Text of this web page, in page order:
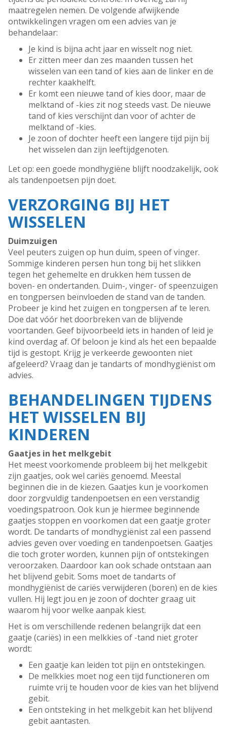
maatregelen nemen. De volgende afwijkende
ontwikkelingen vragen om een advies van je
behandelaar:
Je kind is bijna acht jaar en wisselt nog niet.
Er zitten meer dan zes maanden tussen het
wisselen van een tand of kies aan de linker en de
rechter kaakhelft.
Er komt een nieuwe tand of kies door, maar de
melktand of -kies zit nog steeds vast. De nieuwe
tand of kies verschijnt dan voor of achter de
melktand of -kies.
Je zoon of dochter heeft een langere tijd pijn bij
het wisselen dan zijn leeftijdgenoten.
Let op: een goede mondhygiëne blijft noodzakelijk, ook
als tandenpoetsen pijn doet.
VERZORGING BIJ HET
WISSELEN
Duimzuigen
Veel peuters zuigen op hun duim, speen of vinger.
Sommige kinderen persen hun tong bij het slikken
tegen het gehemelte en drukken hem tussen de
boven- en ondertanden. Duim-, vinger- of speenzuigen
en tongpersen beïnvloeden de stand van de tanden.
Probeer je kind het zuigen en tongpersen af te leren.
Doe dat vóór het doorbreken van de blijvende
voortanden. Geef bijvoorbeeld iets in handen of leid je
kind overdag af. Of beloon je kind als het een bepaalde
tijd is gestopt. Krijg je verkeerde gewoonten niet
afgeleerd? Vraag dan je tandarts of mondhygiënist om
advies.
BEHANDELINGEN TIJDENS
HET WISSELEN BIJ
KINDEREN
Gaatjes in het melkgebit
Het meest voorkomende probleem bij het melkgebit
zijn gaatjes, ook wel cariës genoemd. Meestal
beginnen die in de kiezen. Gaatjes kun je voorkomen
door zorgvuldig tandenpoetsen en een verstandig
voedingspatroon. Ook kun je hiermee beginnende
gaatjes stoppen en voorkomen dat een gaatje groter
wordt. De tandarts of mondhygiënist zal een passend
advies geven over voeding en tandenpoetsen. Gaatjes
die toch groter worden, kunnen pijn of ontstekingen
veroorzaken. Daardoor kan ook schade ontstaan aan
het blijvend gebit. Soms moet de tandarts of
mondhygiënist de cariës verwijderen (boren) en de kies
vullen. Hij legt jou en je zoon of dochter graag uit
waarom hij voor welke aanpak kiest.
Het is om verschillende redenen belangrijk dat een
gaatje (cariës) in een melkkies of -tand niet groter
wordt:
Een gaatje kan leiden tot pijn en ontstekingen.
De melkkies moet nog een tijd functioneren om
ruimte vrij te houden voor de kies van het blijvend
gebit.
Een ontsteking in het melkgebit kan het blijvend
gebit aantasten.